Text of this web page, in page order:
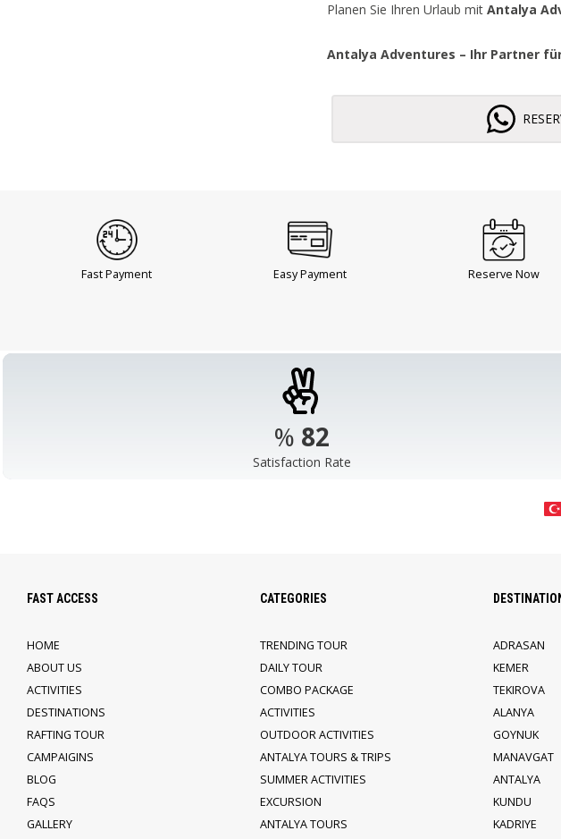
Planen Sie Ihren Urlaub mit Antalya
Antalya Adventures – Ihr Partner
Fast Payment Easy Payment Reserve Now
% 98
Satisfaction Rate
FAST ACCESS
HOME
ABOUT US
ACTIVITIES
DESTINATIONS
RAFTING TOUR
CAMPAIGINS
BLOG
FAQS
GALLERY
CATEGORIES
TRENDING TOUR
DAILY TOUR
COMBO PACKAGE
ACTIVITIES
OUTDOOR ACTIVITIES
ANTALYA TOURS & TRIPS
SUMMER ACTIVITIES
EXCURSION
ANTALYA TOURS
ADRASAN
KEMER
TEKIROVA
ALANYA
GOYNUK
MANAVGAT
ANTALYA
KUNDU
KADRIYE